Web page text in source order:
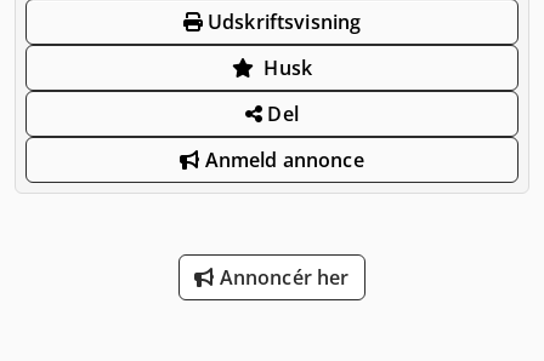
Udskriftsvisning
Husk
Del
Anmeld annonce
Annoncér her